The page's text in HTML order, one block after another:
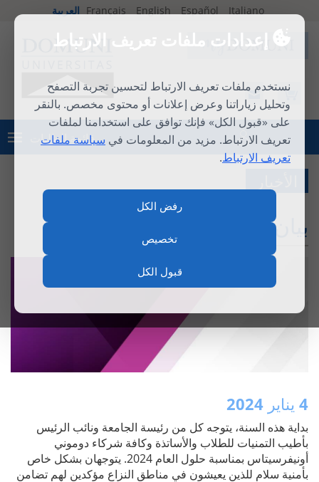
إعدادات ملفات تعريف الارتباط
نستخدم ملفات تعريف الارتباط لتحسين تجربة التصفح
وتحليل زياراتنا وعرض إعلانات أو محتوى مخصص. بالنقر
على «قبول الكل» فإنك توافق على استخدامنا لملفات
تعريف الارتباط. مزيد من المعلومات في سياسة ملفات
تعريف الارتباط.
رفض الكل
تخصيص
قبول الكل
Français English Español Italiano العربية
قائمة الطلبات تسجيل الدخول
بيان - أمنيات وشراكات جديدة
4 يناير 2024
بداية هذه السنة، يتوجه كل من رئيسة الجامعة ونائب الرئيس
بأطيب التمنيات للطلاب والأساتذة وكافة شركاء دوموني
أونيفرسيتاس بمناسبة حلول العام 2024. يتوجهان بشكل خاص
بأمنية سلام للذين يعيشون في مناطق النزاع مؤكدين لهم تضامن